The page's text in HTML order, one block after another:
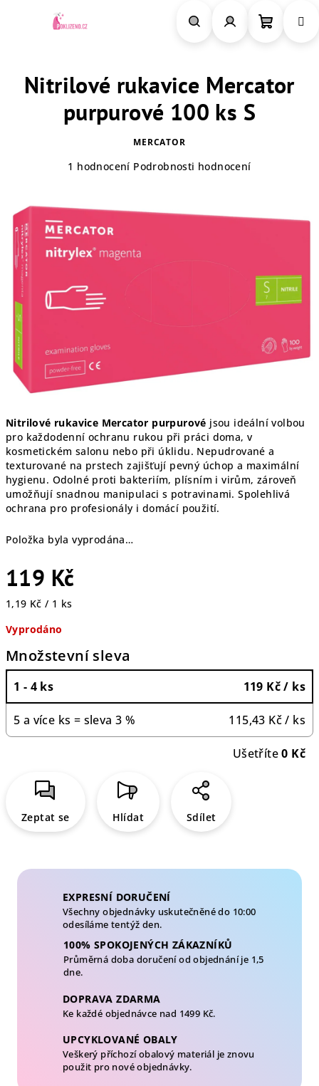
košík
Nitrilové rukavice Mercator purpurové jsou ideální volbou
pro každodenní ochranu rukou při práci doma, v
kosmetickém salonu nebo při úklidu. Nepudrované a
texturované na prstech zajišťují pevný úchop a maximální
hygienu. Odolné proti bakteriím, plísním i virům, zároveň
umožňují snadnou manipulaci s potravinami. Spolehlivá
ochrana pro profesionály i domácí použití.
Položka byla vyprodána…
119 Kč
Měrná
1,19 Kč / 1 ks
Vyprodáno
Množstevní sleva
1 - 4 ks 119 Kč/ ks
5 a více ks = sleva 3 % 115,43 Kč/ ks
Ušetříte0 Kč
Zeptat se Hlídat Sdílet
Nitrilové rukavice Mercator
purpurové 100 ks S
MERCATOR
hvězdiček.
1 hodnocení Podrobnosti hodnocení
EXPRESNÍ DORUČENÍ
Všechny objednávky uskutečněné do 10:00
odesíláme tentýž den.
100% SPOKOJENÝCH ZÁKAZNÍKŮ
Průměrná doba doručení od objednání je 1,5
dne.
DOPRAVA ZDARMA
Ke každé objednávce nad 1499 Kč.
UPCYKLOVANÉ OBALY
Veškerý příchozí obalový materiál je znovu
použit pro nové objednávky.